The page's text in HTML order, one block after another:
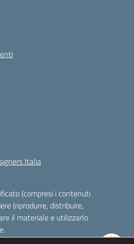
Italia
(compresi i contenuti
(riprodurre, distribuire,
il materiale e utilizzarlo